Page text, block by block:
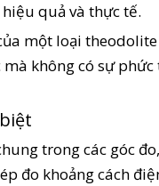
quả và thực tế.
một loại
không có sự
trong các góc
đo khoảng cách